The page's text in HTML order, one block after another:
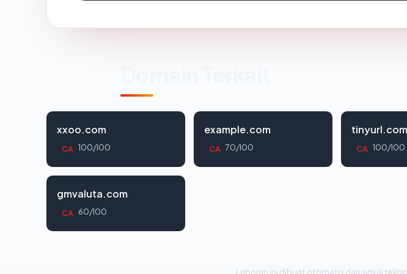
xxoo.com
CA 100/100
example.com
CA 70/100
tinyurl.com
CA 100/100
gmvaluta.com
CA 60/100
Laporan ini dibuat otomatis dari sinyal